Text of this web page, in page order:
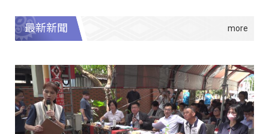
最新新聞